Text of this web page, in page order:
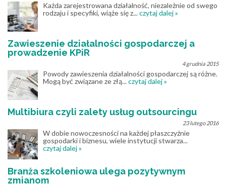
Każda zarejestrowana działalność, niezależnie od swego
rodzaju i specyfiki, wiąże się z...czytaj dalej »
Zawieszenie działalności gospodarczej a
prowadzenie KPiR
4 grudnia 2015
Powody zawieszenia działalności gospodarczej są różne.
Mogą być związane ze złą...czytaj dalej »
Multibiura czyli zalety usług outsourcingu
23 lutego 2016
W dobie nowoczesności na każdej płaszczyźnie
gospodarki i biznesu, wiele instytucji stwarza...
czytaj dalej »
Branża szkoleniowa ulega pozytywnym
zmianom